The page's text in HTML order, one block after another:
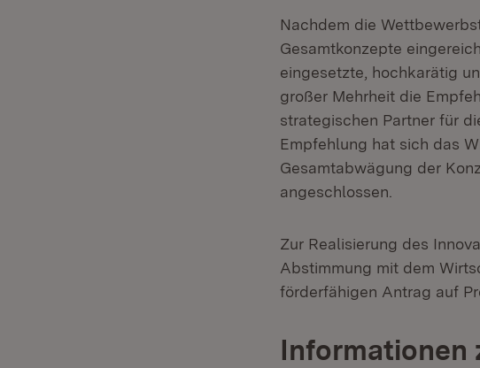
Nachdem die
Gesamtkonzepte
eingesetzte, hochkarätig
großer Mehrheit die
strategischen Partner für
Empfehlung hat sich das
Gesamtabwägung der
angeschlossen.
Zur Realisierung des
Abstimmung mit dem
förderfähigen Antrag auf
Informationen